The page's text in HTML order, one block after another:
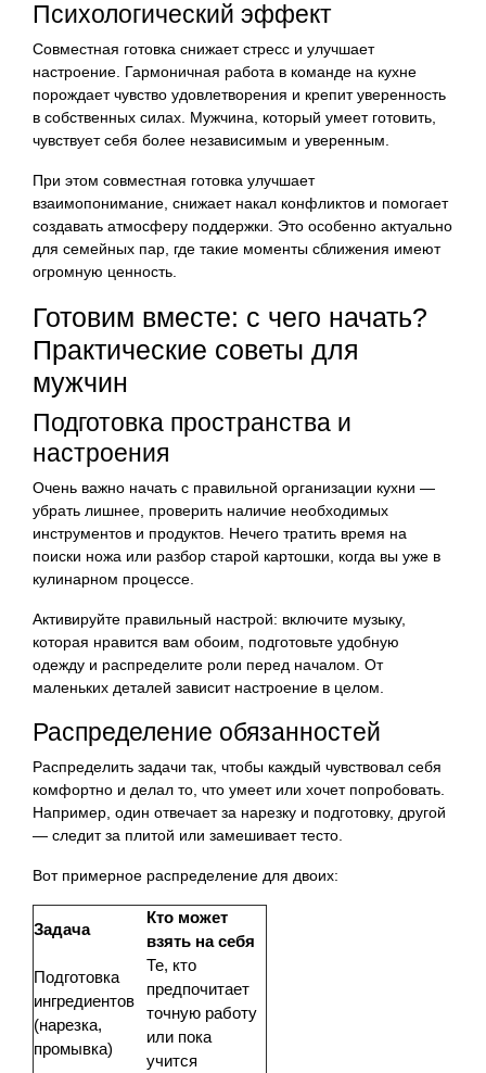
Психологический эффект
Совместная готовка снижает стресс и улучшает
настроение. Гармоничная работа в команде на кухне
порождает чувство удовлетворения и крепит уверенность
в собственных силах. Мужчина, который умеет готовить,
чувствует себя более независимым и уверенным.
При этом совместная готовка улучшает
взаимопонимание, снижает накал конфликтов и помогает
создавать атмосферу поддержки. Это особенно актуально
для семейных пар, где такие моменты сближения имеют
огромную ценность.
Готовим вместе: с чего начать?
Практические советы для
мужчин
Подготовка пространства и
настроения
Очень важно начать с правильной организации кухни —
убрать лишнее, проверить наличие необходимых
инструментов и продуктов. Нечего тратить время на
поиски ножа или разбор старой картошки, когда вы уже в
кулинарном процессе.
Активируйте правильный настрой: включите музыку,
которая нравится вам обоим, подготовьте удобную
одежду и распределите роли перед началом. От
маленьких деталей зависит настроение в целом.
Распределение обязанностей
Распределить задачи так, чтобы каждый чувствовал себя
комфортно и делал то, что умеет или хочет попробовать.
Например, один отвечает за нарезку и подготовку, другой
— следит за плитой или замешивает тесто.
Вот примерное распределение для двоих:
Задача
Кто может
взять на себя
Подготовка
ингредиентов
(нарезка,
промывка)
Те, кто
предпочитает
точную работу
или пока
учится